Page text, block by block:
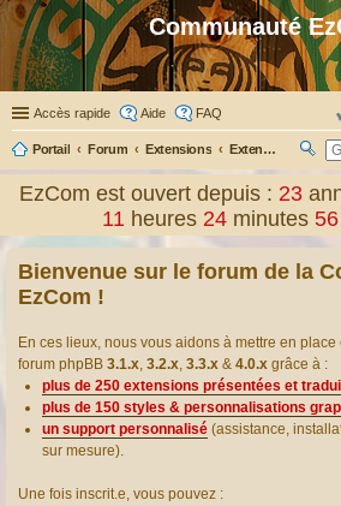
Communauté
Accès rapide Aide FAQ
Portail Forum Extensions Extensions présentées & traduites
ch
er
EzCom est ouvert depuis : 23
11 heures24 minutes57
Bienvenue sur le forum de la
EzCom !
En ces lieux, nous vous aidons à mettre en
forum phpBB 3.1.x, 3.2.x, 3.3.x & 4.0.x grâce à :
plus de 250 extensions présentées et
plus de 150 styles & personnalisations
un support personnalisé (assistance,
sur mesure).
Une fois inscrit.e, vous pouvez :